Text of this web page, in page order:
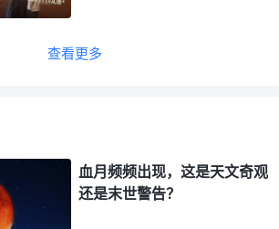
查看更多
血月频频出现，这是天文奇观
还是末世警告？